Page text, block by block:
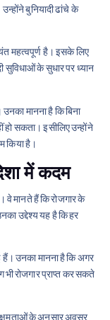
बुनियादी ढांचे के
महत्वपूर्ण है। इसके लिए
सुविधाओं के सुधार पर ध्यान
मानना है कि बिना
हो सकता। इसीलिए उन्होंने
किया है।
में कदम
वे मानते हैं कि रोजगार के
उद्देश्य यह है कि हर
हैं। उनका मानना है कि अगर
रोजगार प्राप्त कर सकते
के अनुसार अवसर